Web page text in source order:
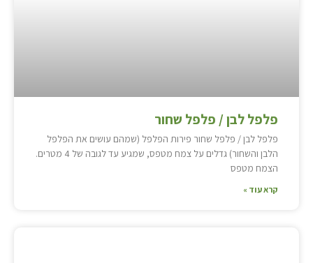
פלפל לבן / פלפל שחור
פלפל לבן / פלפל שחור פירות הפלפל (שמהם עושים את הפלפל
הלבן והשחור) גדלים על צמח מטפס, שמגיע עד לגובה של 4 מטרים.
הצמח מטפס
קרא עוד »